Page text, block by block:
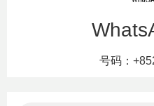
号码：